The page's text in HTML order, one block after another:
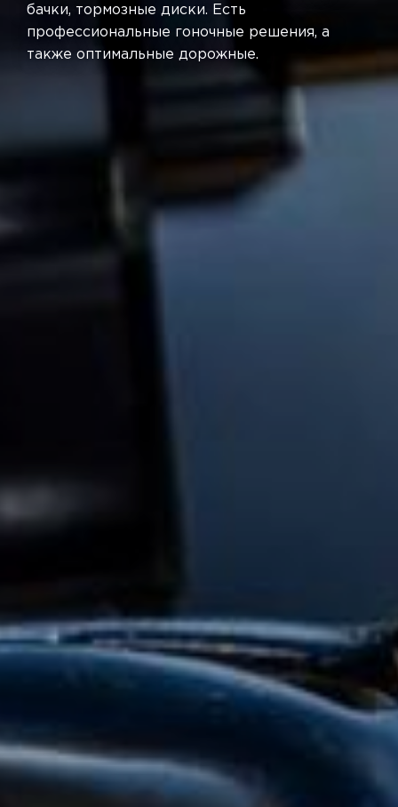
бачки, тормозные диски. Есть
профессиональные гоночные решения, а
также оптимальные дорожные.